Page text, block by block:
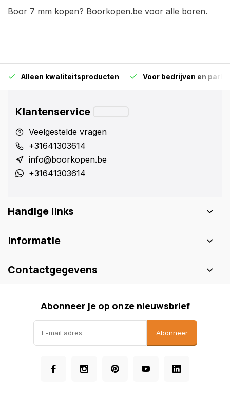
Boor 7 mm kopen? Boorkopen.be voor alle boren.
Alleen kwaliteitsproducten Voor bedrijven en
Klantenservice
Veelgestelde vragen
+31641303614
info@boorkopen.be
+31641303614
Handige links
Informatie
Contactgegevens
Abonneer je op onze nieuwsbrief
Abonneer